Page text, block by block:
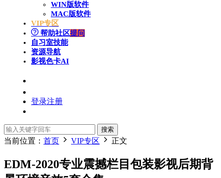
WIN版软件
MAC版软件
VIP专区
帮助社区提问
自习室技能
资源导航
影视色卡AI
登录注册
搜索
当前位置： 首页 VIP专区 正文
EDM-2020专业震撼栏目包装影视后期背